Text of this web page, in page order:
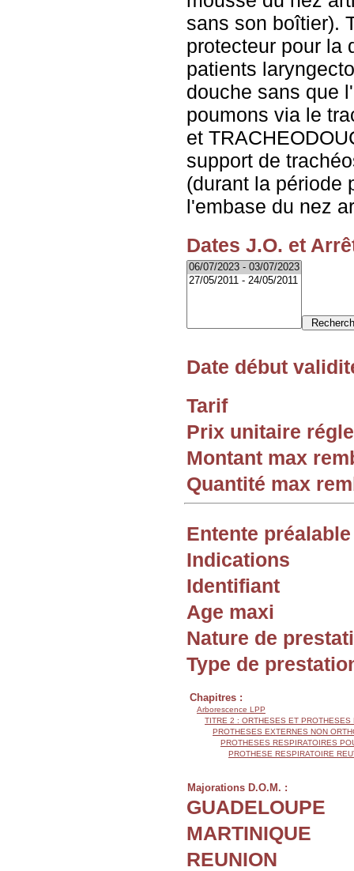
sans son boîtier).
protecteur pour la
patients
douche sans que
poumons via le
et
support de
(durant la période
l'embase du nez
Dates J.O. et
Date début
Tarif
Prix unitaire
Montant max
Quantité max
Entente préalable
Indications
Identifiant
Age maxi
Nature de
Type de
Chapitres :
Arborescence LPP
TITRE 2 : ORTHESES ET PROTHESES
PROTHESES EXTERNES NON
PROTHESES RESPIRATOIRES
PROTHESE RESPIRATOIRE
Majorations D.O.M. :
GUADELOUPE
MARTINIQUE
REUNION